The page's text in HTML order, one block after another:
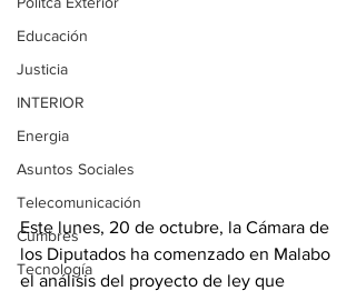
Educación
Justicia
INTERIOR
Energia
Asuntos Sociales
Telecomunicación
Cumbres
Tecnología
Este lunes, 20 de octubre, la Cámara de
los Diputados ha comenzado en Malabo
el análisis del proyecto de ley que